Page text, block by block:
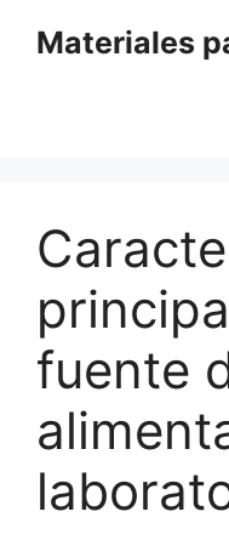
Materiales
fuente